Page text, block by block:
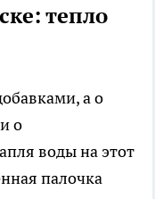
тепло
а о
о
воды на этот
палочка